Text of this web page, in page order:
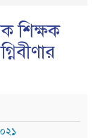
শিক্ষক